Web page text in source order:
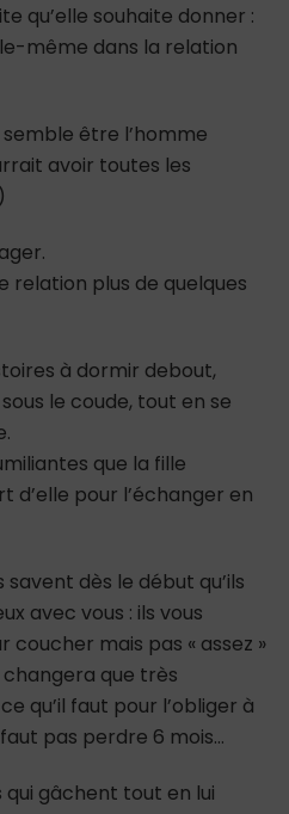
qu’elle souhaite donner :
même dans la relation
semble être l’homme
avoir toutes les
relation plus de quelques
à dormir debout,
le coude, tout en se
que la fille
d’elle pour l’échanger en
dès le début qu’ils
avec vous : ils vous
coucher mais pas « assez »
changera que très
qu’il faut pour l’obliger à
pas perdre 6 mois…
qui gâchent tout en lui